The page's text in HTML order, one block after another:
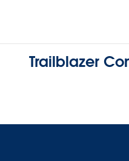
Trailblazer